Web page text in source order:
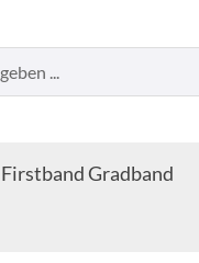
Firstband Gradband